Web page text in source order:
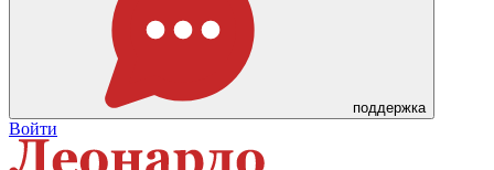
поддержка
Войти